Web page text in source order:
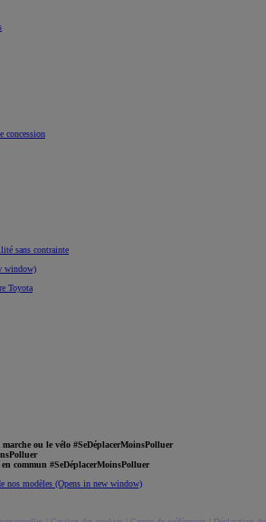
concession
sans contrainte
window)
Toyota
ou le vélo #SeDéplacerMoinsPolluer
commun #SeDéplacerMoinsPolluer
nos modèles (Opens in new window)